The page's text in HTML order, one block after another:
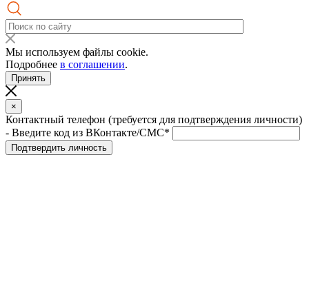
Мы используем файлы cookie.
Подробнее в соглашении.
Принять
×
Контактный телефон (требуется для подтверждения личности)
- Введите код из ВКонтакте/СМС*
Подтвердить личность